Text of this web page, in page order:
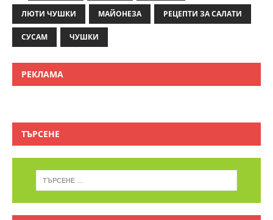
ЛЮТИ ЧУШКИ МАЙОНЕЗА РЕЦЕПТИ ЗА САЛАТИ
СУСАМ ЧУШКИ
РЕКЛАМА
ТЪРСЕНЕ